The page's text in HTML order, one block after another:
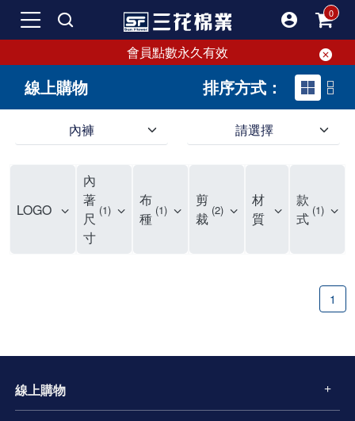
會員點數永久有效
線上購物 排序方式：
內褲 請選擇
LOGO
內
著
尺
寸
1
布
種 1
剪
裁 2
材
質
款
式 1
1
線上購物